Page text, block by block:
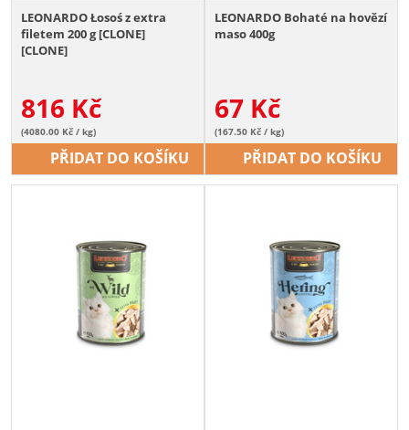
LEONARDO Łosoś z extra
filetem 200 g [CLONE]
[CLONE]
816 Kč
(4080.00 Kč / kg)
PŘIDAT DO KOŠÍKU
LEONARDO Bohaté na hovězí
maso 400g
67 Kč
(167.50 Kč / kg)
PŘIDAT DO KOŠÍKU